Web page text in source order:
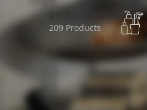
OFERTE SPECIALE
209 Products